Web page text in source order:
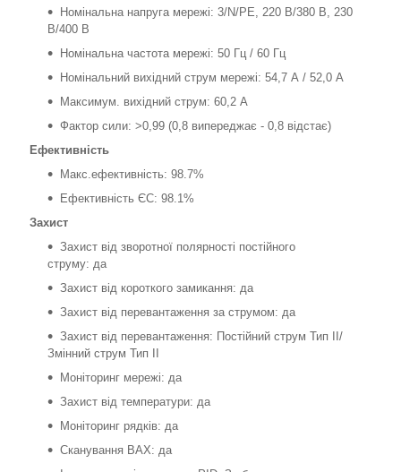
Номінальна напруга мережі: 3/N/PE, 220 В/380 В, 230
В/400 В
Номінальна частота мережі: 50 Гц / 60 Гц
Номінальний вихідний струм мережі: 54,7 А / 52,0 А
Максимум. вихідний струм: 60,2 А
Фактор сили: >0,99 (0,8 випереджає - 0,8 відстає)
Ефективність
Макс.ефективність: 98.7%
Ефективність ЄС: 98.1%
Захист
Захист від зворотної полярності постійного
струму: да
Захист від короткого замикання: да
Захист від перевантаження за струмом: да
Захист від перевантаження: Постійний струм Тип II/
Змінний струм Тип II
Моніторинг мережі: да
Захист від температури: да
Моніторинг рядків: да
Сканування ВАХ: да